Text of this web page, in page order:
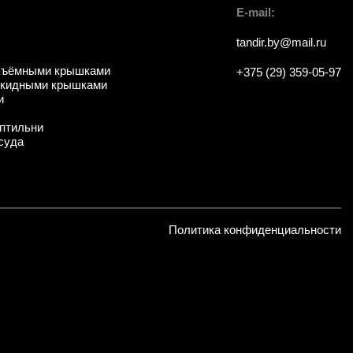
крышками
крышками
E-mail:
tandir.by@mail.ru
+375 (29) 359-05-97
Политика конфиденциальности